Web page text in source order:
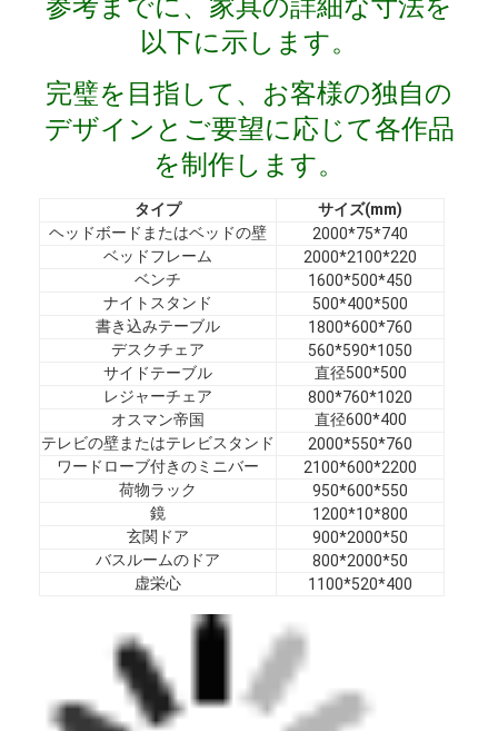
VRショー
工場見学
お問い合わせ
ニュース
よくある質問
今雑談しなさい
ヴィラ家具
商用クラブ家具
ダイニングルームの家具
参考までに、家具の詳細な寸法を
以下に示します。
完璧を目指して、お客様の独自の
デザインとご要望に応じて各作品
を制作します。
タイプ
サイズ(mm)
ヘッドボードまたはベッドの壁
2000*75*740
ベッドフレーム
2000*2100*220
ベンチ
1600*500*450
ナイトスタンド
500*400*500
書き込みテーブル
1800*600*760
デスクチェア
560*590*1050
サイドテーブル
直径500*500
レジャーチェア
800*760*1020
オスマン帝国
直径600*400
テレビの壁またはテレビスタンド
2000*550*760
ワードローブ付きのミニバー
2100*600*2200
荷物ラック
950*600*550
鏡
1200*10*800
玄関ドア
900*2000*50
バスルームのドア
800*2000*50
虚栄心
1100*520*400